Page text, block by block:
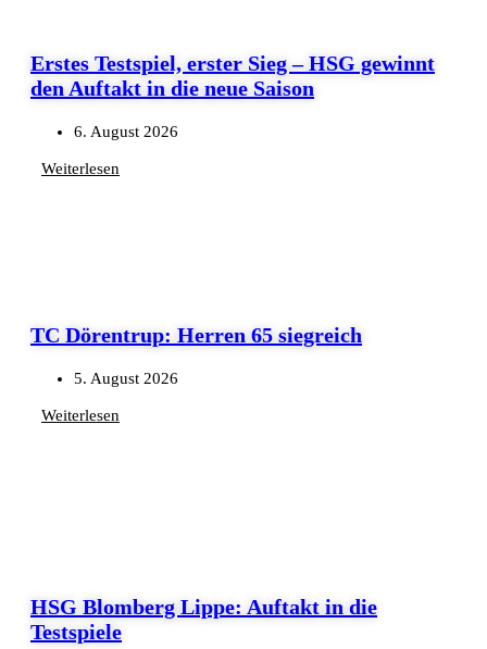
Erstes Testspiel, erster Sieg – HSG gewinnt
den Auftakt in die neue Saison
6. August 2026
Weiterlesen
TC Dörentrup: Herren 65 siegreich
5. August 2026
Weiterlesen
HSG Blomberg Lippe: Auftakt in die
Testspiele